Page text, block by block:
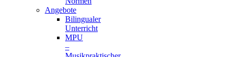
Angebote
Bilingualer
Unterricht
MPU
–